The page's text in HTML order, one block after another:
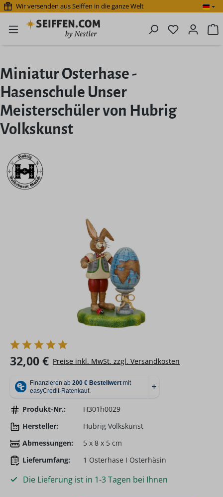
Zum Hauptinhalt springen
Wir versenden aus Seiffen in die ganze Welt
Du hast 0
Miniatur Osterhase -
Hasenschule Unser
Meisterschüler von Hubrig
Volkskunst
Bildergalerie überspringen
Regulärer Preis:
32,00 € Preise inkl. MwSt. zzgl. Versandkosten
Produkt-Nr.:
H301h0029
Hersteller:
Hubrig Volkskunst
Abmessungen:
5 x 8 x 5 cm
Lieferumfang:
1 Osterhase I Osterhäsin
Die Lieferung ist in 1-3 Tagen bei Ihnen